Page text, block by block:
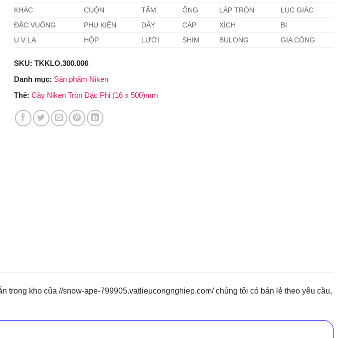
KHÁC
CUỘN TẤM ỐNG LÁP TRÒN
LỤC GIÁC
ĐẶC VUÔNG
PHỤ KIỆN DÂY CÁP XÍCH
BI
U V LA
HỘP LƯỚI SHIM BULONG GIA CÔNG
SKU: TKKLO.300.006
Danh mục: Sản phẩm Niken
Thẻ: Cây Niken Tròn Đặc Phi (16 x 500)mm
trong kho của //snow-ape-799905.vatlieucongnghiep.com/ chúng tôi có bán lẻ theo yêu cầu,